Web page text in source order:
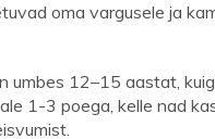
oma vargusele ja
umbes 12–15 aastat,
1-3 poega, kelle nad